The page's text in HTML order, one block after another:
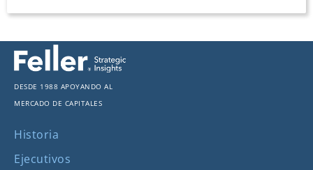
Desde 1988 apoyando al
mercado de capitales
Historia
Ejecutivos